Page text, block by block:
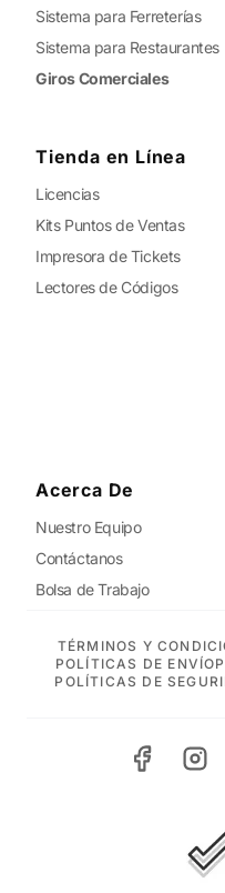
Sistema para Ferreterías
Sistema para Restaurantes
Giros Comerciales
Tienda en Línea
Licencias
Kits Puntos de Ventas
Impresora de Tickets
Lectores de Códigos
Acerca De
Nuestro Equipo
Contáctanos
Bolsa de Trabajo
TÉRMINOS Y
POLÍTICAS DE ENVÍO
POLÍTICAS DE